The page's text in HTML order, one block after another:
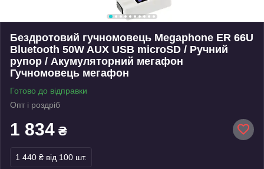
Бездротовий гучномовець Megaphone ER 66U
Bluetooth 50W AUX USB microSD / Ручний
рупор / Акумуляторний мегафон
Гучномовець мегафон
Готово до відправки
Опт і роздріб
1 834 ₴
1 440 ₴ від 100 шт.